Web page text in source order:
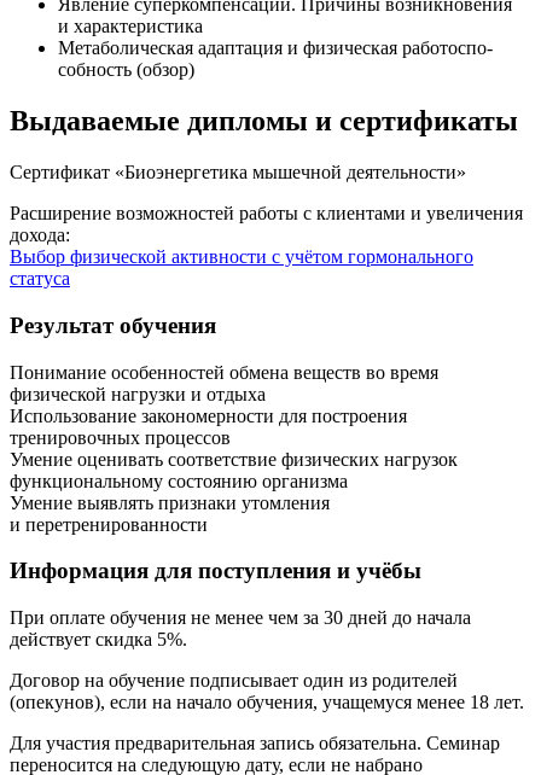
Явление суперкомпенсации. Причины возникновения
и характеристика
Метаболическая адаптация и физическая работоспо­
собность (обзор)
Выдаваемые дипломы и сертификаты
Сертификат «Биоэнергетика мышечной деятельности»
Расширение возможностей работы с клиентами и увеличения
дохода:
Выбор физической активности с учётом гормонального
статуса
Результат обучения
Понимание особенностей обмена веществ во время
физической нагрузки и отдыха
Использова­ние закономерности для построения
тренировочных процессов
Умение оценивать соответствие физических нагрузок
функциональ­ному состоянию организма
Умение выявлять признаки утомления
и перетренированности
Информация для поступления и учёбы
При оплате обучения не менее чем за 30 дней до начала
действует скидка 5%.
Договор на обучение подписывает один из родителей
(опекунов), если на начало обучения, учащемуся менее 18 лет.
Для участия предварительная запись обязательна. Семинар
переносится на следующую дату, если не набрано